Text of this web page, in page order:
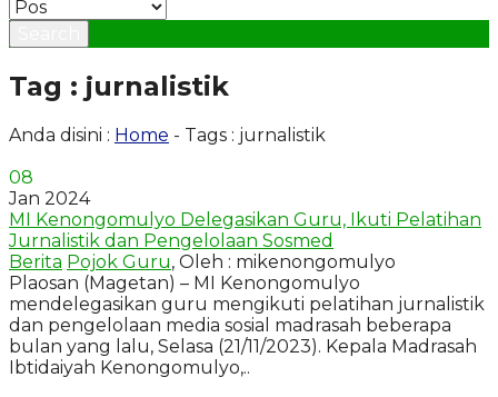
Tag : jurnalistik
Anda disini : Home - Tags : jurnalistik
08
Jan 2024
MI Kenongomulyo Delegasikan Guru, Ikuti Pelatihan
Jurnalistik dan Pengelolaan Sosmed
Berita Pojok Guru, Oleh : mikenongomulyo
Plaosan (Magetan) – MI Kenongomulyo
mendelegasikan guru mengikuti pelatihan jurnalistik
dan pengelolaan media sosial madrasah beberapa
bulan yang lalu, Selasa (21/11/2023). Kepala Madrasah
Ibtidaiyah Kenongomulyo,..